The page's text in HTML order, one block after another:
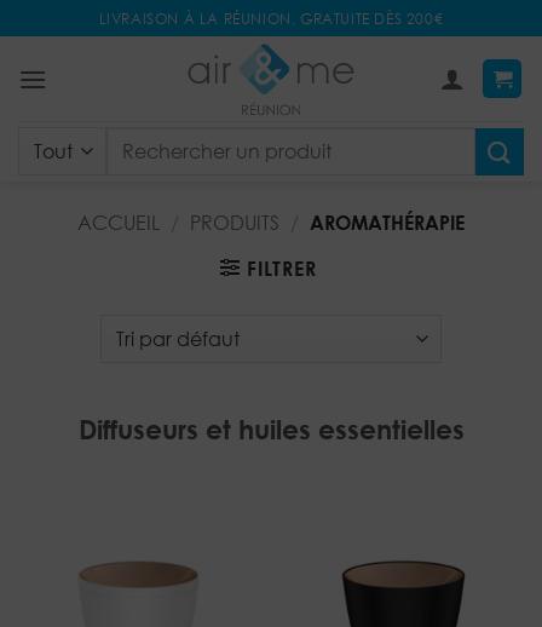
au
contenu
LIVRAISON À LA RÉUNION. GRATUITE DÈS 200€
Recherche
ACCUEIL PRODUITS
AROMATHÉRAPIE
FILTRER
Diffuseurs et huiles essentielles